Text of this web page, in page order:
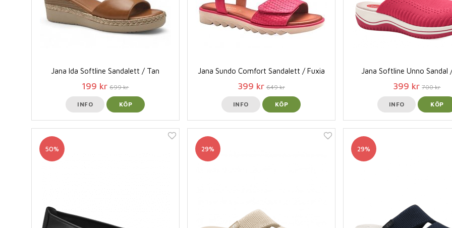
Jana Ida Softline Sandalett / Tan
199 kr 699 kr
INFO KÖP
Jana Sundo Comfort Sandalett / Fuxia
399 kr 649 kr
INFO KÖP
Jana Softline Unno Sandal
399 kr 700 kr
INFO KÖP
50% 29% 29%